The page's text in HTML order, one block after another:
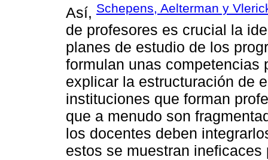
Así, Schepens, Aelterman y
de profesores es crucial la
planes de estudio de los
formulan unas competencias
explicar la estructuración de
instituciones que forman
que a menudo son
los docentes deben
estos se muestran